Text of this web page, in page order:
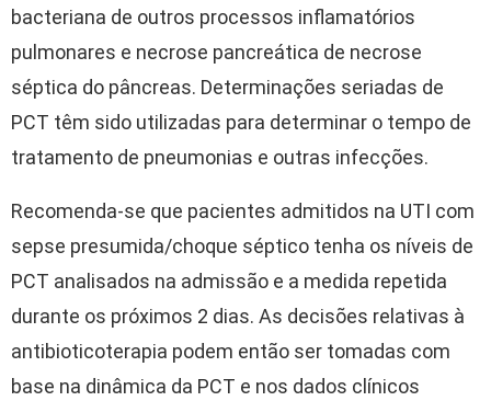
bacteriana de outros processos inflamatórios
pulmonares e necrose pancreática de necrose
séptica do pâncreas. Determinações seriadas de
PCT têm sido utilizadas para determinar o tempo de
tratamento de pneumonias e outras infecções.
Recomenda-se que pacientes admitidos na UTI com
sepse presumida/choque séptico tenha os níveis de
PCT analisados na admissão e a medida repetida
durante os próximos 2 dias. As decisões relativas à
antibioticoterapia podem então ser tomadas com
base na dinâmica da PCT e nos dados clínicos